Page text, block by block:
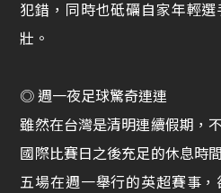
犯錯，同時也砥礪自家年輕
壯。
◎ 週一夜足球驚奇連連
雖然在台灣是清明連續假期，
國際比賽日之後充足的休息時
五場在週一舉行的英超賽事